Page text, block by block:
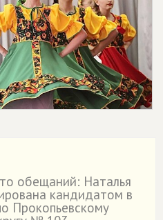
обещаний: Наталья
кандидатом в
Прокопьевскому